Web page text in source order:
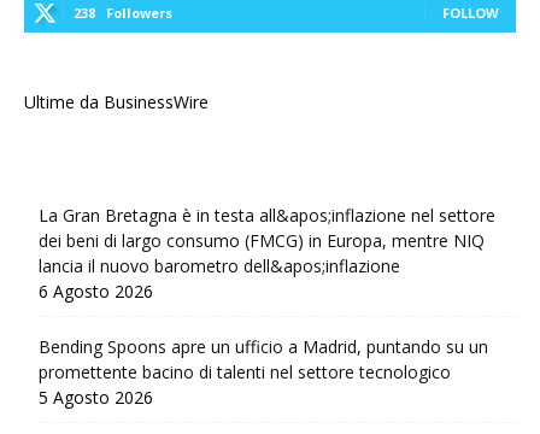
238 Followers FOLLOW
Ultime da BusinessWire
La Gran Bretagna è in testa all&apos;inflazione nel settore
dei beni di largo consumo (FMCG) in Europa, mentre NIQ
lancia il nuovo barometro dell&apos;inflazione
6 Agosto 2026
Bending Spoons apre un ufficio a Madrid, puntando su un
promettente bacino di talenti nel settore tecnologico
5 Agosto 2026